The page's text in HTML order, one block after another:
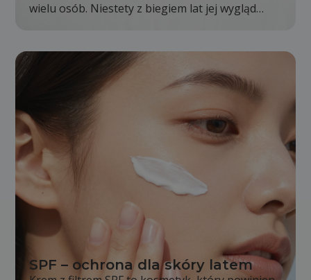
wielu osób. Niestety z biegiem lat jej wygląd
kontury twarzy i ciała nie są już wyraźne tak jak
kiedyś. Jest to całkowicie naturalny proces,
jednak odpowiednia pielęgnacja i zdrowy tryb
życia mogą go znacząco spowolnić.
SPF – ochrona dla skóry latem